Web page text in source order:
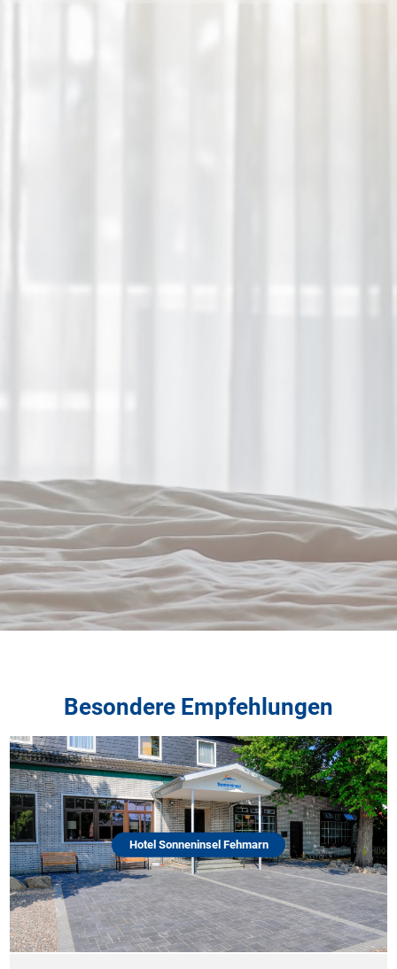
Besondere Empfehlungen
Hotel Sonneninsel Fehmarn